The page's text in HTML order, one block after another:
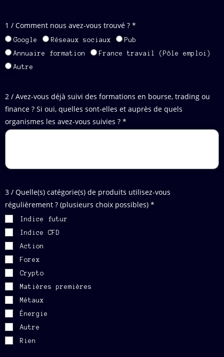
1 / Comment nous avez-vous trouvé ? *
Google Réseaux sociaux
Pub
Annuaire formation
France travail (Pôle emploi)
Autre
2 / Avez-vous déjà suivi des formations en bourse, trading ou
finance ? Si oui, quelles sont-elles et auprès de quels
organismes les avez-vous suivies ? *
3 / Quelle(s) catégorie(s) de produits utilisez-vous
régulièrement ? (plusieurs choix possibles) *
Indice futur
Indice CFD
Action
Forex
Crypto
Matières premières
Métaux
Énergie
Autre
Rien